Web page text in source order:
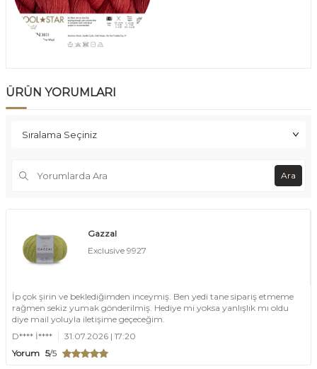
ÜRÜN YORUMLARI
Ara
Gazzal
Exclusive 9927
İp çok şirin ve beklediğimden inceymiş. Ben yedi tane sipariş etmeme
rağmen sekiz yumak gönderilmiş. Hediye mi yoksa yanlışlık mı oldu
diye mail yoluyla iletişime geçeceğim.
D**** İ****
31.07.2026 | 17:20
Yorum 5/5